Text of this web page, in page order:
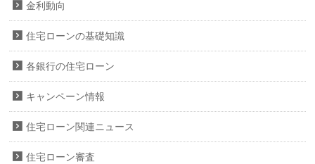
金利動向
住宅ローンの基礎知識
各銀行の住宅ローン
キャンペーン情報
住宅ローン関連ニュース
住宅ローン審査